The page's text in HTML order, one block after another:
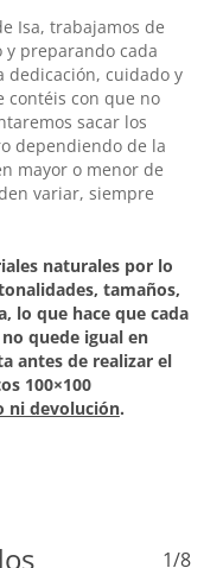
Isa, trabajamos de
preparando cada
dedicación, cuidado y
contéis con que no
sacar los
dependiendo de la
mayor o menor de
variar, siempre
naturales por lo
tamaños,
lo que hace que cada
quede igual en
antes de realizar el
100×100
ni devolución.
1/8